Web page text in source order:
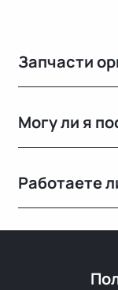
Запчасти
автомобилей с
Могу ли я
видеообзор.
Работаете